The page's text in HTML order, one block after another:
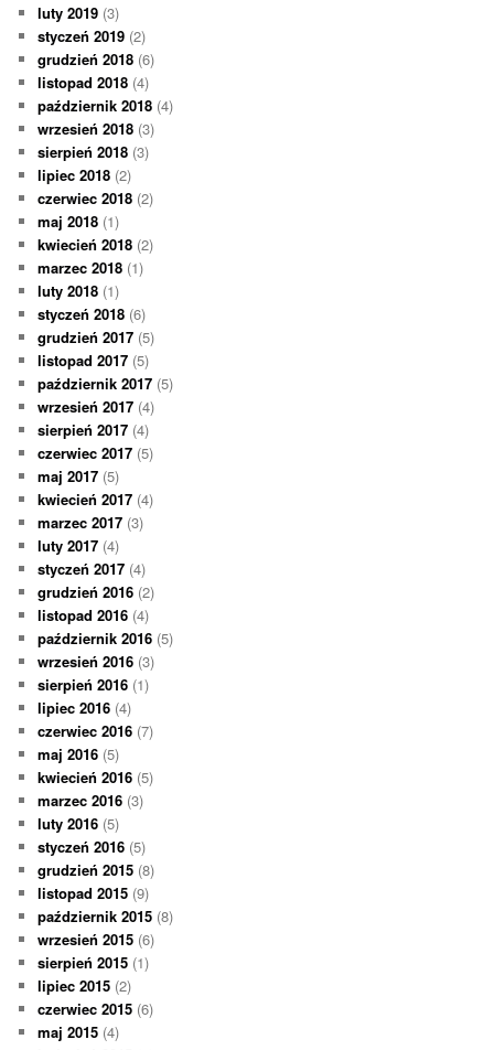
luty 2019 (3)
styczeń 2019 (2)
grudzień 2018 (6)
listopad 2018 (4)
październik 2018 (4)
wrzesień 2018 (3)
sierpień 2018 (3)
lipiec 2018 (2)
czerwiec 2018 (2)
maj 2018 (1)
kwiecień 2018 (2)
marzec 2018 (1)
luty 2018 (1)
styczeń 2018 (6)
grudzień 2017 (5)
listopad 2017 (5)
październik 2017 (5)
wrzesień 2017 (4)
sierpień 2017 (4)
czerwiec 2017 (5)
maj 2017 (5)
kwiecień 2017 (4)
marzec 2017 (3)
luty 2017 (4)
styczeń 2017 (4)
grudzień 2016 (2)
listopad 2016 (4)
październik 2016 (5)
wrzesień 2016 (3)
sierpień 2016 (1)
lipiec 2016 (4)
czerwiec 2016 (7)
maj 2016 (5)
kwiecień 2016 (5)
marzec 2016 (3)
luty 2016 (5)
styczeń 2016 (5)
grudzień 2015 (8)
listopad 2015 (9)
październik 2015 (8)
wrzesień 2015 (6)
sierpień 2015 (1)
lipiec 2015 (2)
czerwiec 2015 (6)
maj 2015 (4)